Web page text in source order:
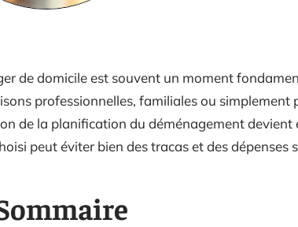
de domicile est souvent un moment
professionnelles, familiales ou simplement
de la planification du déménagement devient
peut éviter bien des tracas et des dépenses